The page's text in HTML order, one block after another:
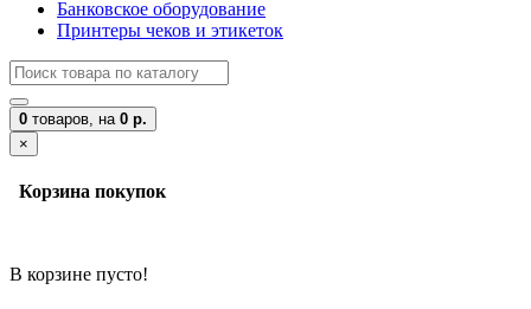
Банковское оборудование
Принтеры чеков и этикеток
0 товаров, на 0 р.
×
Корзина покупок
В корзине пусто!